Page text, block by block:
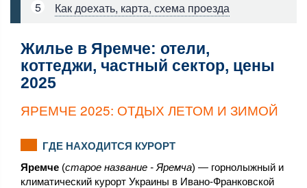
5
Как доехать, карта, схема проезда
Жилье в Яремче: отели,
коттеджи, частный сектор, цены
2025
ЯРЕМЧЕ 2025: ОТДЫХ ЛЕТОМ И ЗИМОЙ
ГДЕ НАХОДИТСЯ КУРОРТ
Яремче (старое название - Яремча) — горнолыжный и
климатический курорт Украины в Ивано-Франковской